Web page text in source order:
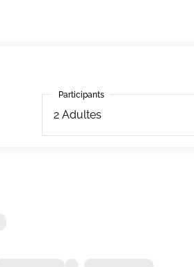
Participants
2 Adultes
Participants